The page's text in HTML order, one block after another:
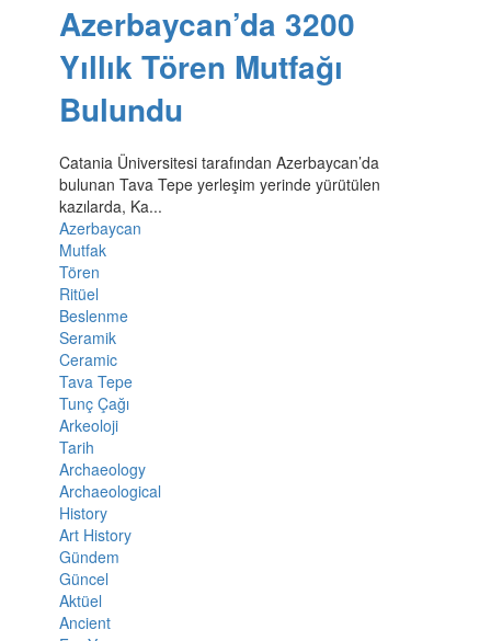
Azerbaycan’da 3200
Yıllık Tören Mutfağı
Bulundu
Catania Üniversitesi tarafından Azerbaycan’da
bulunan Tava Tepe yerleşim yerinde yürütülen
kazılarda, Ka...
Azerbaycan
Mutfak
Tören
Ritüel
Beslenme
Seramik
Ceramic
Tava Tepe
Tunç Çağı
Arkeoloji
Tarih
Archaeology
Archaeological
History
Art History
Gündem
Güncel
Aktüel
Ancient